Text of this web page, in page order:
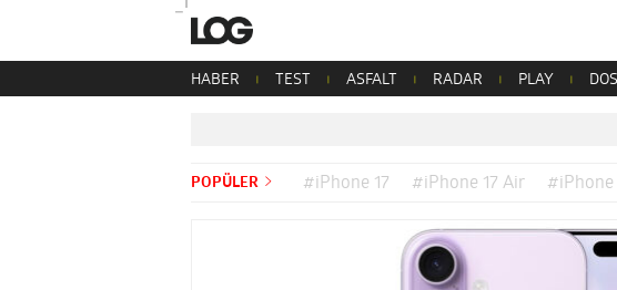
HABER TEST ASFALT RADAR PLAY
POPÜLER #iPhone 17 #iPhone 17 Air #iPhone